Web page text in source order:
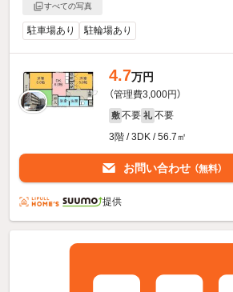
すべての写真
駐車場あり 駐輪場あり
4.7万円
（管理費3,000円）
敷 不要 礼 不要
3階 / 3DK / 56.7㎡
お問い合わせ （無料）
提供